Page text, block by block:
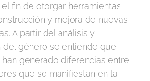
fin de otorgar herramientas
y mejora de nuevas
A partir del análisis y
género se entiende que
generado diferencias entre
que se manifiestan en la